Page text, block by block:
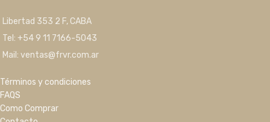
Libertad 353 2 F, CABA
Tel: +54 9 11 7166-5043
Mail: ventas@frvr.com.ar
Términos y condiciones
FAQS
Como Comprar